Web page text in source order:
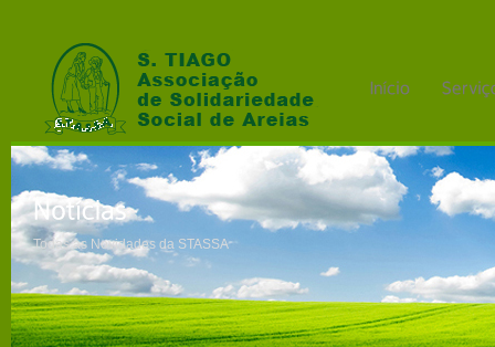
Todas as Novidades da STASSA